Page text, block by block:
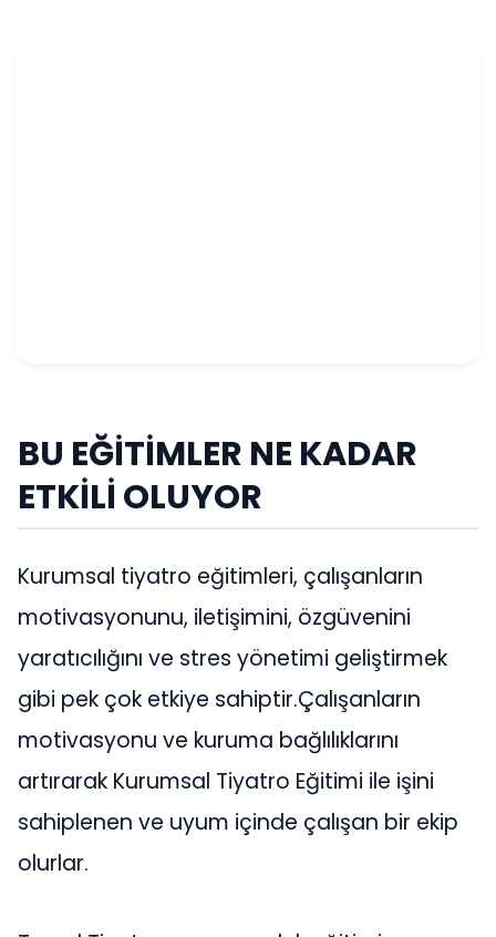
BU EĞİTİMLER NE KADAR
ETKİLİ OLUYOR
Kurumsal tiyatro eğitimleri, çalışanların
motivasyonunu, iletişimini, özgüvenini
yaratıcılığını ve stres yönetimi geliştirmek
gibi pek çok etkiye sahiptir.Çalışanların
motivasyonu ve kuruma bağlılıklarını
artırarak Kurumsal Tiyatro Eğitimi ile işini
sahiplenen ve uyum içinde çalışan bir ekip
olurlar.